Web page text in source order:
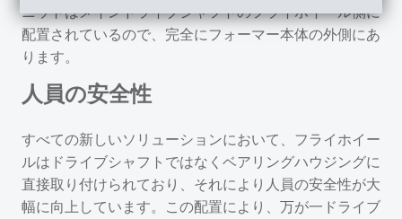
ニットはメインドライブシャフトのフライホイール側に
配置されているので、完全にフォーマー本体の外側にあ
ります。
人員の安全性
すべての新しいソリューションにおいて、フライホイー
ルはドライブシャフトではなくベアリングハウジングに
直接取り付けられており、それにより人員の安全性が大
幅に向上しています。この配置により、万が一ドライブ